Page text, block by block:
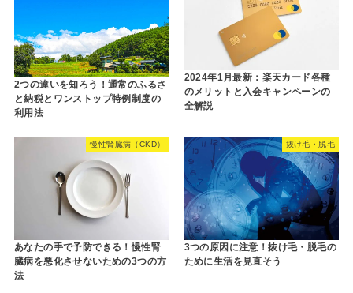
2つの違いを知ろう！通常のふるさ
と納税とワンストップ特例制度の
利用法
2024年1月最新：楽天カード各種
のメリットと入会キャンペーンの
全解説
慢性腎臓病（CKD）
あなたの手で予防できる！慢性腎
臓病を悪化させないための3つの方
法
抜け毛・脱毛
3つの原因に注意！抜け毛・脱毛の
ために生活を見直そう